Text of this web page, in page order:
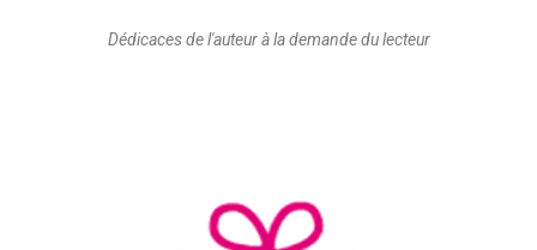
Dédicaces de l'auteur à la demande du lecteur